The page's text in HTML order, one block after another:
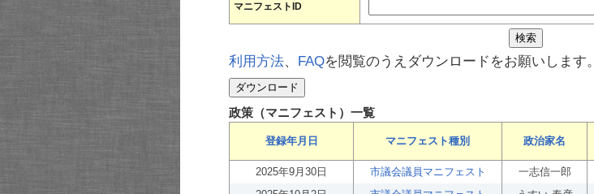
マニフェストID
利用方法、 FAQを閲覧のうえダウンロードをお願いします。
政策（マニフェスト）一覧
登録年月日 マニフェスト種別 政治家名
2025年9月30日
市議会議員マニフェスト 一志信一郎